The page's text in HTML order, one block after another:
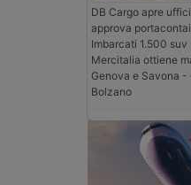
DB Cargo apre
approva
Imbarcati 1.500 suv
Mercitalia ottiene
Genova e Savona -
Bolzano